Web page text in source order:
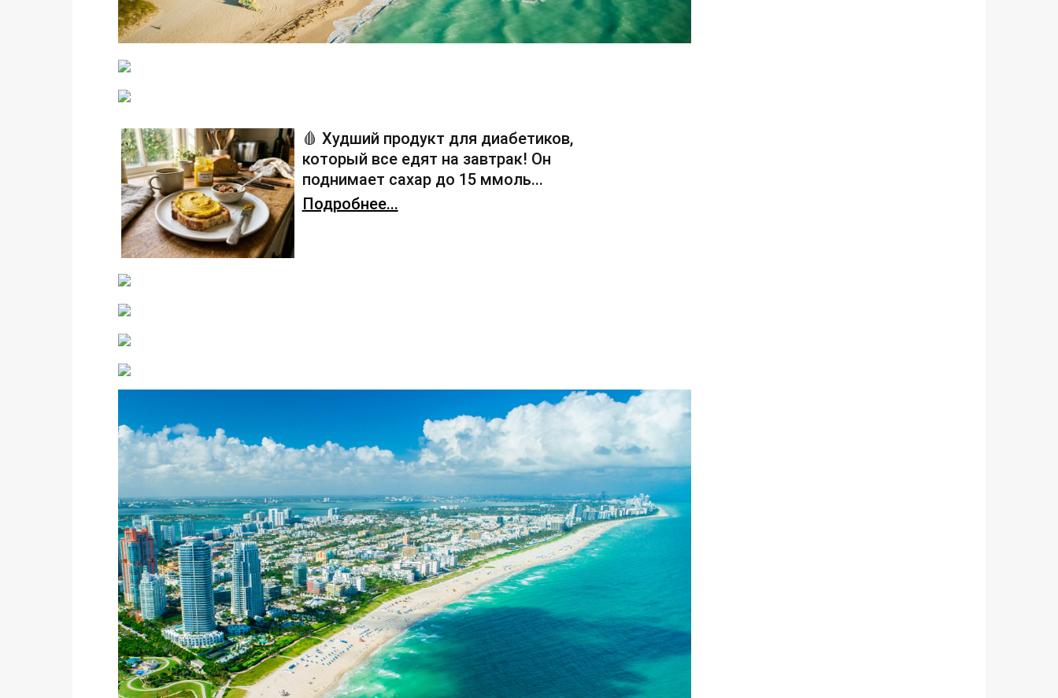
🩸 Худший продукт для диабетиков,
который все едят на завтрак! Он
поднимает сахар до 15 ммоль...
Подробнее...